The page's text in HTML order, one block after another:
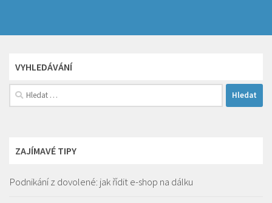
VYHLEDÁVÁNÍ
Vyhledávání
ZAJÍMAVÉ TIPY
Podnikání z dovolené: jak řídit e-shop na dálku